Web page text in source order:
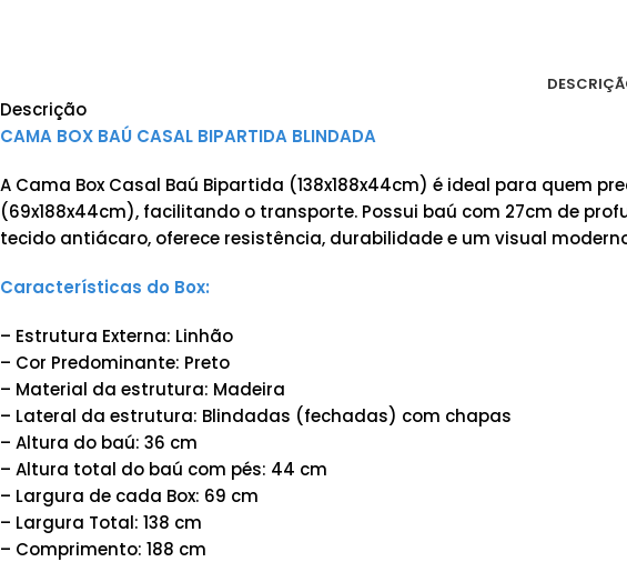
Descrição
CAMA BOX BAÚ CASAL BIPARTIDA BLINDADA
A Cama Box Casal Baú Bipartida (138x188x44cm) é ideal para quem
(69x188x44cm), facilitando o transporte. Possui baú com 27cm de
tecido antiácaro, oferece resistência, durabilidade e um visual
Características do Box:
– Estrutura Externa: Linhão
– Cor Predominante: Preto
– Material da estrutura: Madeira
– Lateral da estrutura: Blindadas (fechadas) com chapas
– Altura do baú: 36 cm
– Altura total do baú com pés: 44 cm
– Largura de cada Box: 69 cm
– Largura Total: 138 cm
– Comprimento: 188 cm